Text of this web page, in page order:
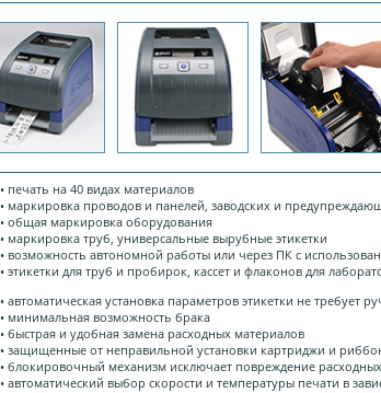
• печать на 40 видах материалов
• маркировка проводов и панелей, заводских и
• общая маркировка оборудования
• маркировка труб, универсальные вырубные этикетки
• возможность автономной работы или через ПК с
• этикетки для труб и пробирок, кассет и флаконов для
• автоматическая установка параметров этикетки не требует
• минимальная возможность брака
• быстрая и удобная замена расходных материалов
• защищенные от неправильной установки картриджи и
• блокировочный механизм исключает повреждение
• автоматический выбор скорости и температуры печати в